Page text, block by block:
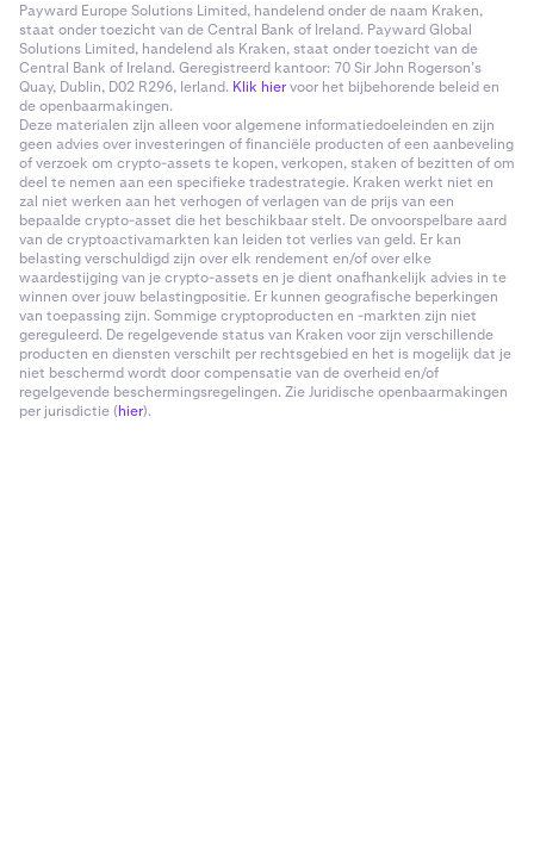
Payward Europe Solutions Limited, handelend onder de naam Kraken,
staat onder toezicht van de Central Bank of Ireland. Payward Global
Solutions Limited, handelend als Kraken, staat onder toezicht van de
Central Bank of Ireland. Geregistreerd kantoor: 70 Sir John Rogerson’s
Quay, Dublin, D02 R296, Ierland. Klik hiervoor het bijbehorende beleid en
de openbaarmakingen.
Deze materialen zijn alleen voor algemene informatiedoeleinden en zijn
geen advies over investeringen of financiële producten of een aanbeveling
of verzoek om crypto-assets te kopen, verkopen, staken of bezitten of om
deel te nemen aan een specifieke tradestrategie. Kraken werkt niet en
zal niet werken aan het verhogen of verlagen van de prijs van een
bepaalde crypto-asset die het beschikbaar stelt. De onvoorspelbare aard
van de cryptoactivamarkten kan leiden tot verlies van geld. Er kan
belasting verschuldigd zijn over elk rendement en/of over elke
waardestijging van je crypto-assets en je dient onafhankelijk advies in te
winnen over jouw belastingpositie. Er kunnen geografische beperkingen
van toepassing zijn. Sommige cryptoproducten en -markten zijn niet
gereguleerd. De regelgevende status van Kraken voor zijn verschillende
producten en diensten verschilt per rechtsgebied en het is mogelijk dat je
niet beschermd wordt door compensatie van de overheid en/of
regelgevende beschermingsregelingen. Zie Juridische openbaarmakingen
per jurisdictie (hier).